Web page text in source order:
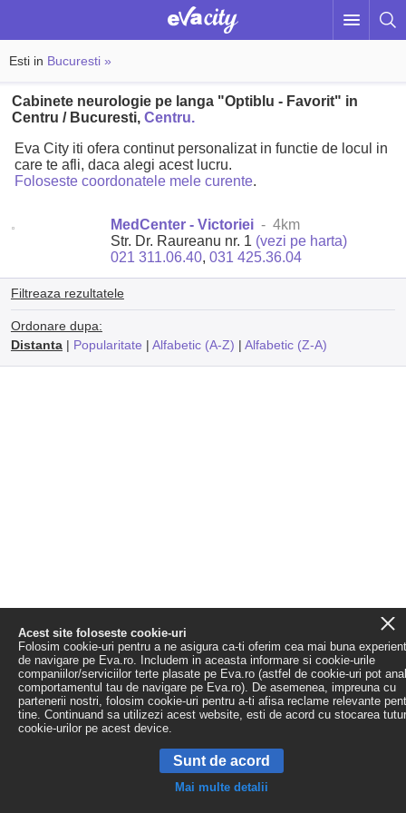
Esti in Bucuresti »
Cabinete neurologie pe langa "Optiblu - Favorit" in
Centru / Bucuresti,Centru.
Eva City iti ofera continut personalizat in functie de locul in
care te afli, daca alegi acest lucru.
Foloseste coordonatele mele curente.
MedCenter - Victoriei - 4km
Str. Dr. Raureanu nr. 1 (vezi pe harta)
021 311.06.40,031 425.36.04
Filtreaza rezultatele
Ordonare dupa:
Distanta| Popularitate | Alfabetic (A-Z) | Alfabetic (Z-A)
Acest site foloseste cookie-uri
Folosim cookie-uri pentru a ne asigura ca-ti oferim cea mai buna
de navigare pe Eva.ro. Includem in aceasta informare si cookie-urile
companiilor/serviciilor terte plasate pe Eva.ro (astfel de cookie-uri pot
comportamentul tau de navigare pe Eva.ro). De asemenea, impreuna cu
partenerii nostri, folosim cookie-uri pentru a-ti afisa reclame relevante
tine. Continuand sa utilizezi acest website, esti de acord cu stocarea
cookie-urilor pe acest device.
Sunt de acord
Mai multe detalii